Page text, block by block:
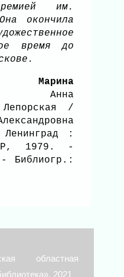
им.
окончила
время до
Марина
Анна
Лепорская /
:
1979. -
областная
2021